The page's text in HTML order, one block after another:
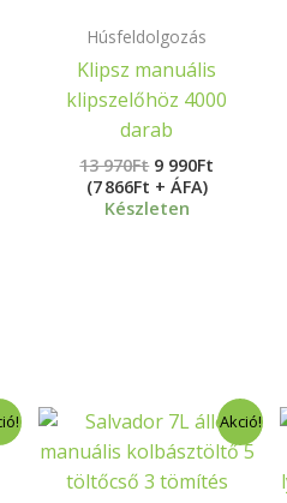
Húsfeldolgozás
Klipsz manuális
klipszelőhöz 4000
darab
13 970Ft 9 990Ft
(7 866Ft + ÁFA)
Készleten
Akció!
Original
was:
89
Current
price
is:
67